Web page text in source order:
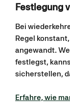
Festlegung
Bei
Regel
angewandt.
festlegst,
sicherstellen,
Erfahre, wie